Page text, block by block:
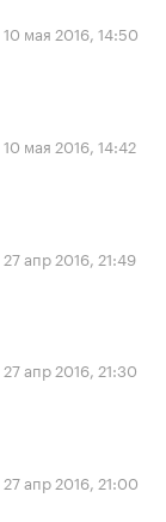
10 мая 2016, 14:50
10 мая 2016, 14:42
27 апр 2016, 21:49
27 апр 2016, 21:30
27 апр 2016, 21:00